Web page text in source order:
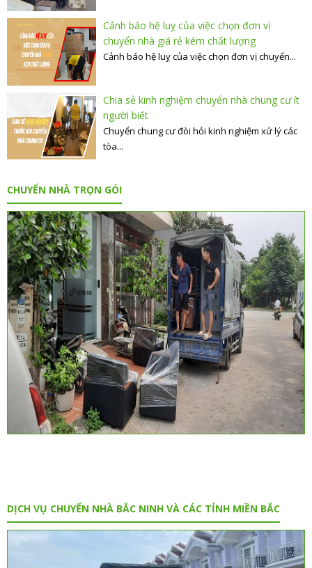
Cảnh báo hệ luỵ của việc chọn đơn vị
chuyển nhà giá rẻ kém chất lượng
Cảnh báo hệ luỵ của việc chọn đơn vị chuyển...
Chia sẻ kinh nghiệm chuyển nhà chung cư ít
người biết
Chuyển chung cư đòi hỏi kinh nghiệm xử lý các
tòa...
CHUYỂN NHÀ TRỌN GÓI
DỊCH VỤ CHUYỂN NHÀ BẮC NINH VÀ CÁC TỈNH MIỀN BẮC